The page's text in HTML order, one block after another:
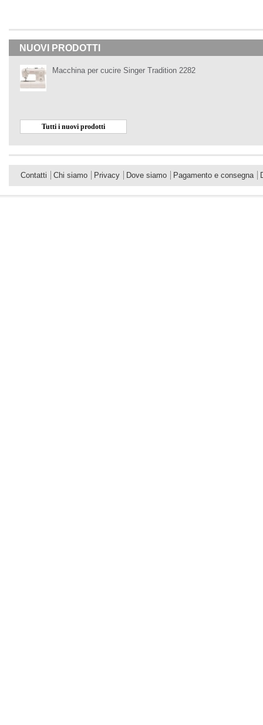
NUOVI PRODOTTI
Macchina per cucire Singer Tradition 2282
Tutti i nuovi prodotti
Contatti Chi siamo Privacy Dove siamo Pagamento e consegna